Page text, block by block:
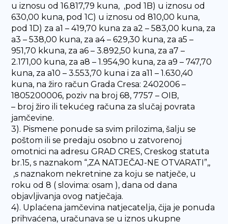
u iznosu od 16.817,79 kuna, ,pod 1B) u iznosu od
630,00 kuna, pod 1C) u iznosu od 810,00 kuna,
pod 1D) za a1 – 419,70 kuna za a2 – 583,00 kuna, za
a3 – 538,00 kuna, za a4 – 629,30 kuna, za a5 –
951,70 kkuna, za a6 – 3.892,50 kuna, za a7 –
2.171,00 kuna, za a8 – 1.954,90 kuna, za a9 – 747,70
kuna, za a10 – 3.553,70 kuna i za a11 – 1.630,40
kuna, na žiro račun Grada Cresa: 2402006 –
1805200006, poziv na broj 68, 7757 – OIB,
– broj žiro ili tekućeg računa za slučaj povrata
jamčevine.
3). Pismene ponude sa svim prilozima, šalju se
poštom ili se predaju osobno u zatvorenoj
omotnici na adresu GRAD CRES, Creskog statuta
br.15, s naznakom “,ZA NATJEČAJ-NE OTVARATI”,,
,s naznakom nekretnine za koju se natječe, u
roku od 8 ( slovima: osam ), dana od dana
objavljivanja ovog natječaja.
4). Uplaćena jamčevina natjecatelja, čija je ponuda
prihvaćena, uračunava se u iznos ukupne